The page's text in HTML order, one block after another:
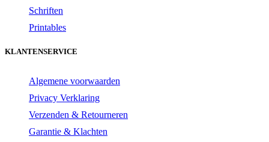
Schriften
Printables
KLANTENSERVICE
Algemene voorwaarden
Privacy Verklaring
Verzenden & Retourneren
Garantie & Klachten